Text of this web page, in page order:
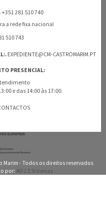
+351 281 510 740
a rede fixa nacional
510 743
EXPEDIENTE@CM-CASTROMARIM.PT
PRESENCIAL:
e das 14:00 às 17:00.
Marim - Todos os direitos reservados
por: ADJ 3 Sistemas